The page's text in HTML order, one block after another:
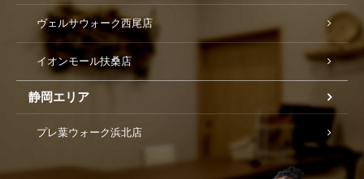
ヴェルサウォーク西尾店
イオンモール扶桑店
静岡エリア
プレ葉ウォーク浜北店